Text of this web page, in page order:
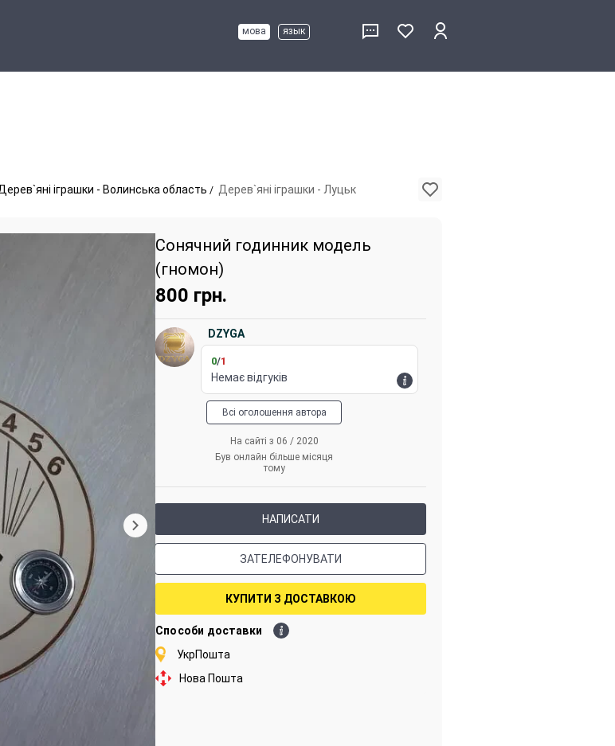
мова язык
іграшки - Волинська область Дерев`яні іграшки - Луцьк
Сонячний годинник модель
(гномон)
800 грн.
DZYGA
0/1
Немає відгуків
Всі оголошення автора
На сайті з 06 / 2020
Був онлайн більше місяця
тому
НАПИСАТИ
ЗАТЕЛЕФОНУВАТИ
КУПИТИ З ДОСТАВКОЮ
Способи доставки
УкрПошта
Нова Пошта